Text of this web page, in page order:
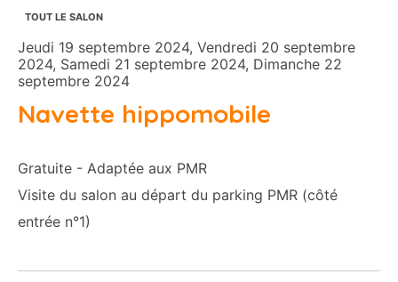
TOUT LE SALON
Jeudi 19 septembre 2024, Vendredi 20 septembre
2024, Samedi 21 septembre 2024, Dimanche 22
septembre 2024
Navette hippomobile
Gratuite - Adaptée aux PMR
Visite du salon au départ du parking PMR (côté
entrée n°1)